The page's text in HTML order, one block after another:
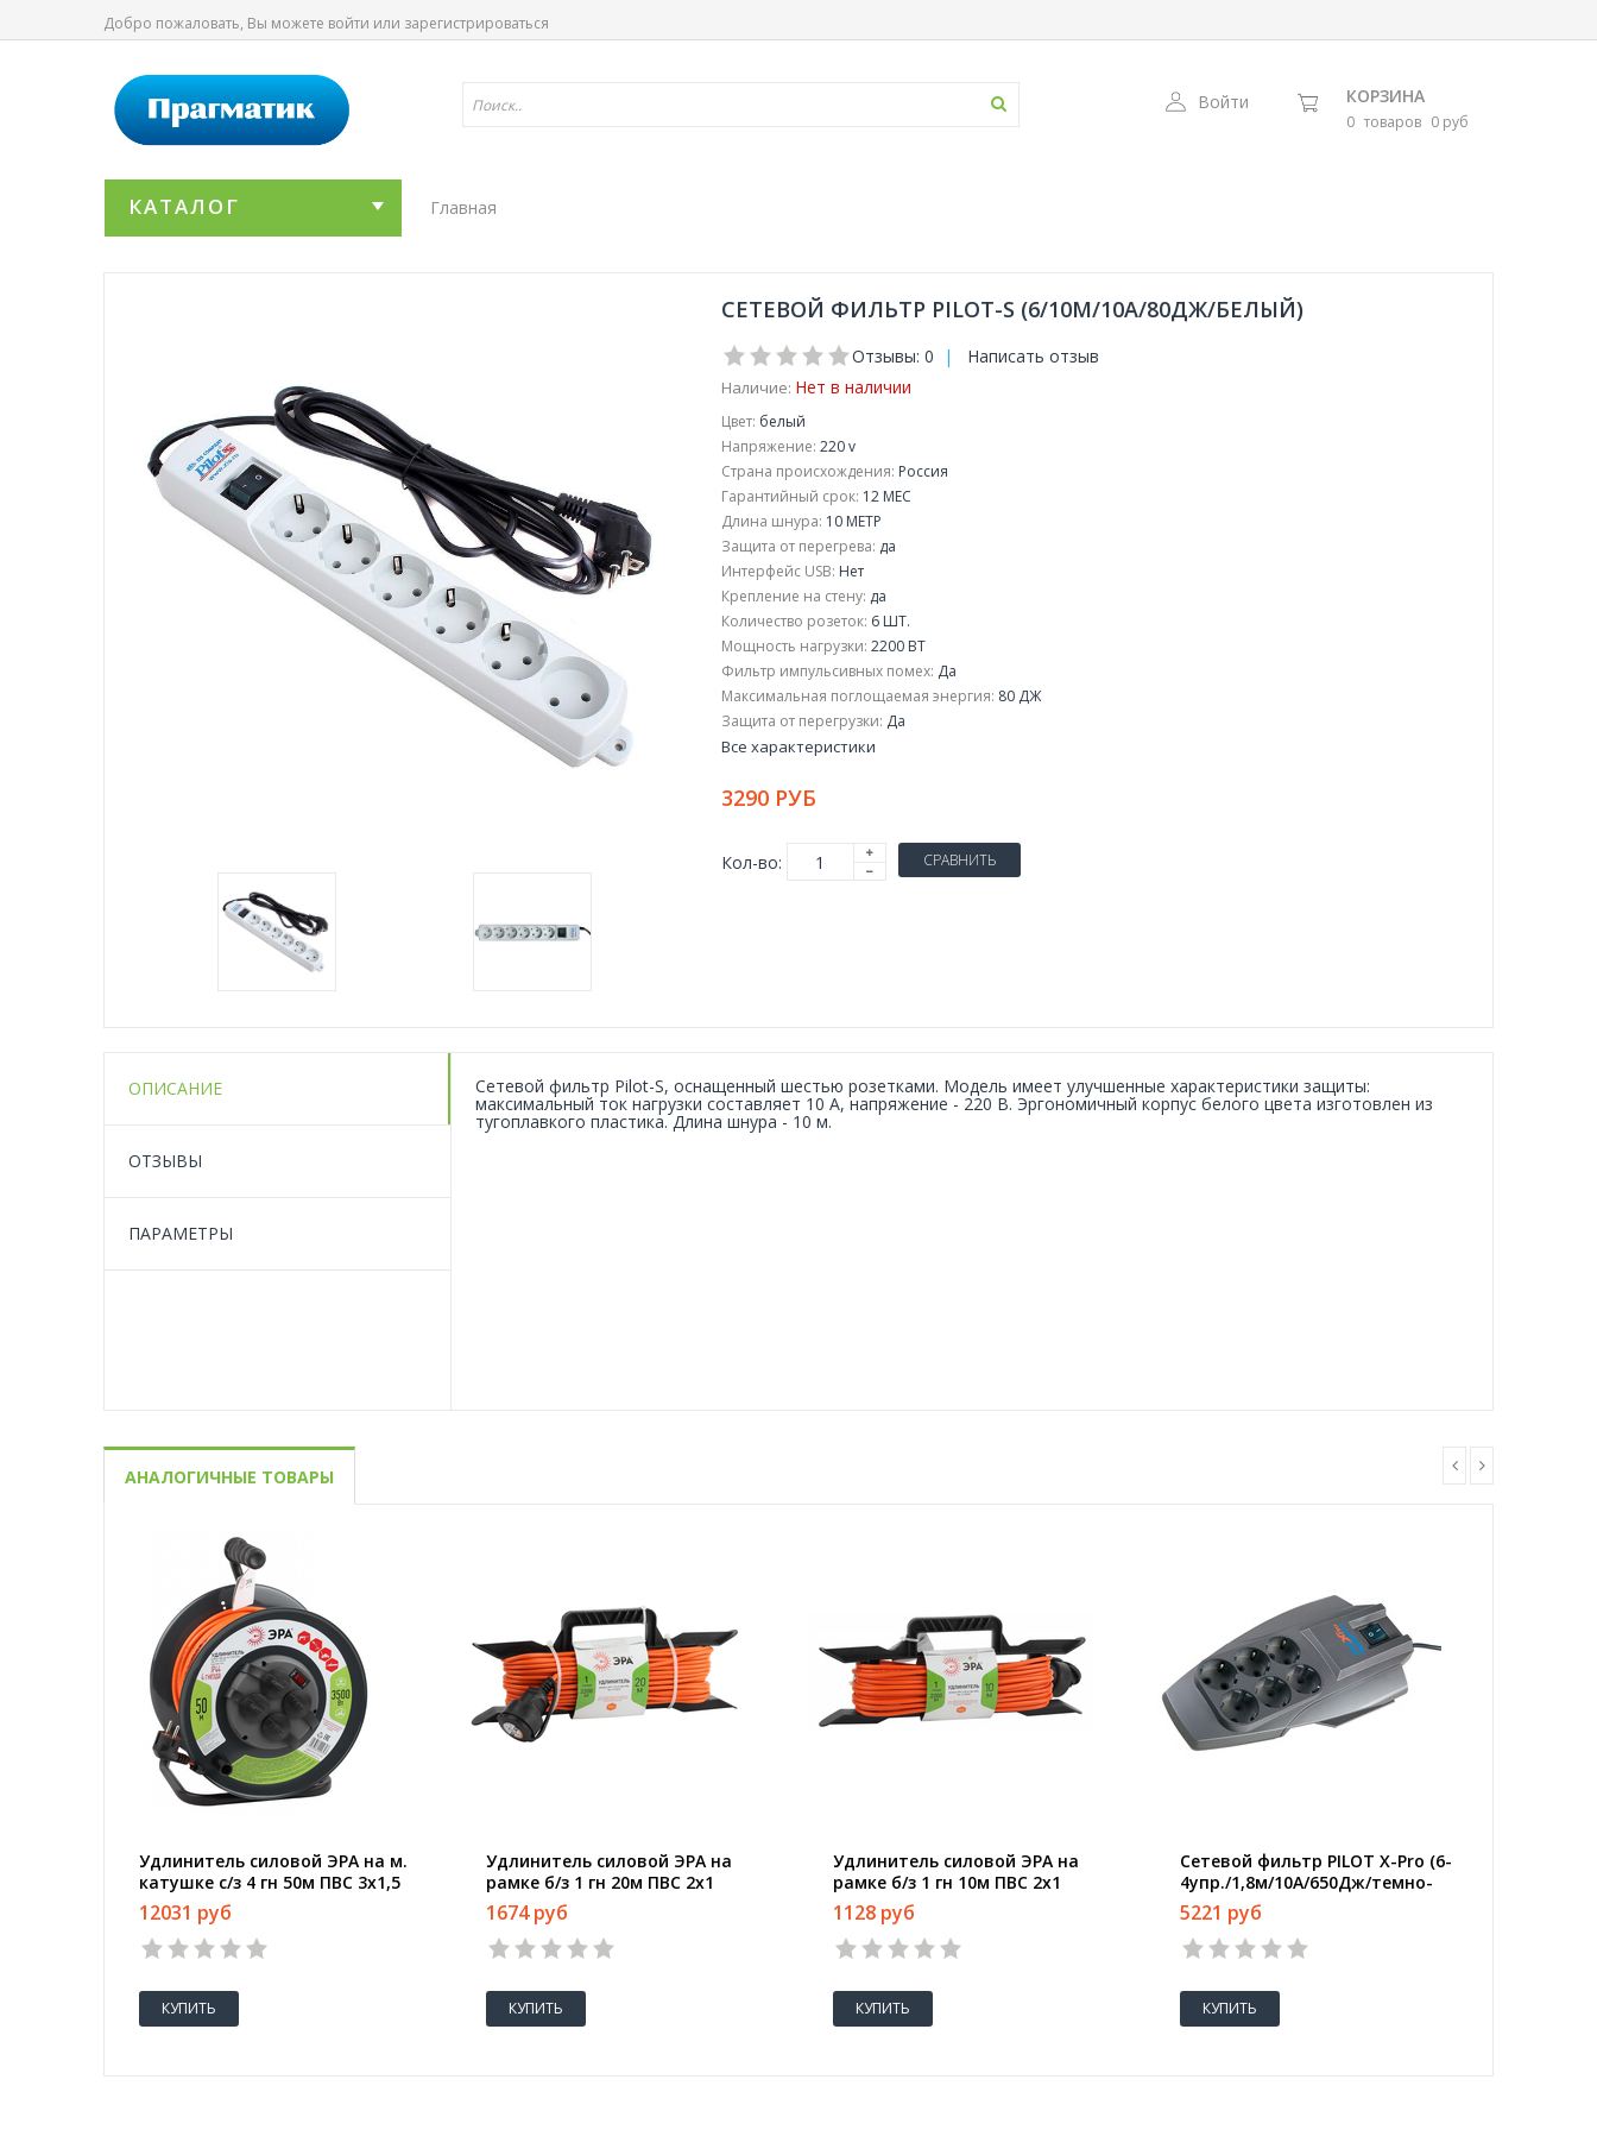
Добро пожаловать, Вы можете войти или зарегистрироваться
Войти КОРЗИНА
0 товаров 0 руб
КАТАЛОГ Главная
СЕТЕВОЙ ФИЛЬТР PILOT-S (6/10М/10А/80ДЖ/БЕЛЫЙ)
Отзывы: 0 | Написать отзыв
Наличие: Нет в наличии
Цвет: белый
Напряжение: 220 v
Страна происхождения: Россия
Гарантийный срок: 12 МЕС
Длина шнура: 10 МЕТР
Защита от перегрева: да
Интерфейс USB: Нет
Крепление на стену: да
Количество розеток: 6 ШТ.
Мощность нагрузки: 2200 ВТ
Фильтр импульсивных помех: Да
Максимальная поглощаемая энергия: 80 ДЖ
Защита от перегрузки: Да
Все характеристики
3290 РУБ
Кол-во: СРАВНИТЬ
ОПИСАНИЕ
ОТЗЫВЫ
ПАРАМЕТРЫ
Сетевой фильтр Pilot-S, оснащенный шестью розетками. Модель имеет улучшенные характеристики защиты:
максимальный ток нагрузки составляет 10 А, напряжение - 220 В. Эргономичный корпус белого цвета изготовлен из
тугоплавкого пластика. Длина шнура - 10 м.
АНАЛОГИЧНЫЕ ТОВАРЫ
Удлинитель силовой ЭРА на м.
катушке c/з 4 гн 50м ПВС 3х1,5
IP44 (Б0046852)
12031 руб
КУПИТЬ
Удлинитель силовой ЭРА на
рамке б/з 1 гн 20м ПВС 2х1
IP44(Б0043040)У1-03212
1674 руб
КУПИТЬ
Удлинитель силовой ЭРА на
рамке б/з 1 гн 10м ПВС 2х1
IP44(Б0043039)У1-03233
1128 руб
КУПИТЬ
Сетевой фильтр PILOT X-Pro (6-
4упр./1,8м/10А/650Дж/темно-
серый)
5221 руб
КУПИТЬ